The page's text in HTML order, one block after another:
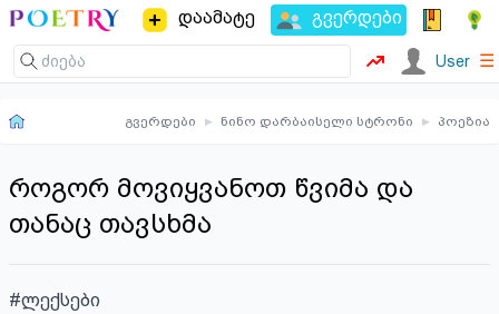
დაამატე გვერდები
User ☰
გვერდები ▸ ნინო დარბაისელი სტრონი ▸ პოეზია
როგორ მოვიყვანოთ წვიმა და
თანაც თავსხმა
#ლექსები